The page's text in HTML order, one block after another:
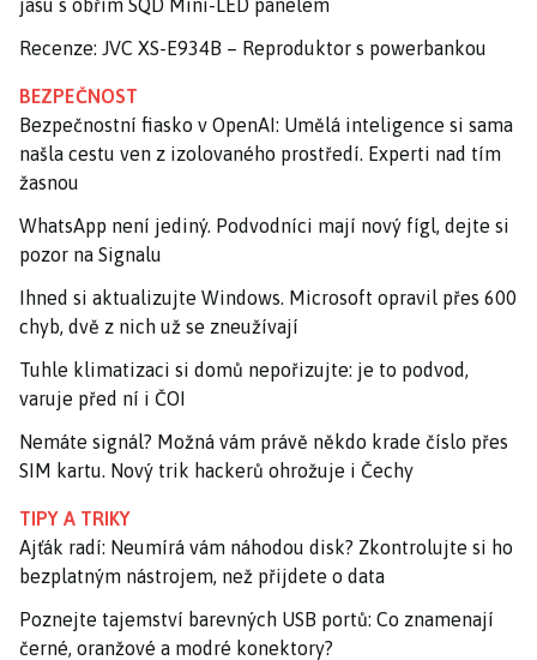
jasu s obřím SQD Mini-LED panelem
Recenze: JVC XS-E934B – Reproduktor s powerbankou
BEZPEČNOST
Bezpečnostní fiasko v OpenAI: Umělá inteligence si sama
našla cestu ven z izolovaného prostředí. Experti nad tím
žasnou
WhatsApp není jediný. Podvodníci mají nový fígl, dejte si
pozor na Signalu
Ihned si aktualizujte Windows. Microsoft opravil přes 600
chyb, dvě z nich už se zneužívají
Tuhle klimatizaci si domů nepořizujte: je to podvod,
varuje před ní i ČOI
Nemáte signál? Možná vám právě někdo krade číslo přes
SIM kartu. Nový trik hackerů ohrožuje i Čechy
TIPY A TRIKY
Ajťák radí: Neumírá vám náhodou disk? Zkontrolujte si ho
bezplatným nástrojem, než přijdete o data
Poznejte tajemství barevných USB portů: Co znamenají
černé, oranžové a modré konektory?